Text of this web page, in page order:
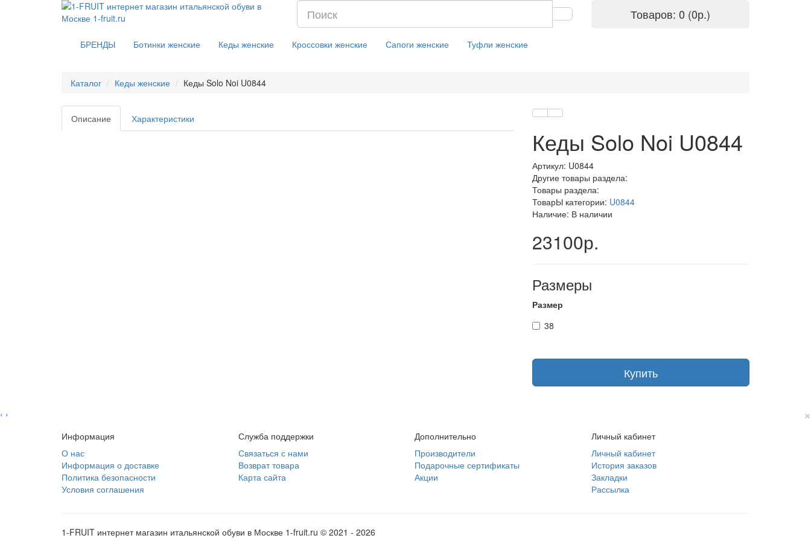
Товаров: 0 (0р.)
БРЕНДЫ Ботинки женские Кеды женские Кроссовки женские Сапоги женские Туфли женские
Каталог Кеды женские Кеды Solo Noi U0844
Описание Характеристики
Кеды Solo Noi U0844
Артикул: U0844
Другие товары раздела:
Товары раздела:
ТоварЫ категории: U0844
Наличие: В наличии
23100р.
Размеры
Размер
38
Купить
‹ › ×
Информация
О нас
Информация о доставке
Политика безопасности
Условия соглашения
Служба поддержки
Связаться с нами
Возврат товара
Карта сайта
Дополнительно
Производители
Подарочные сертификаты
Акции
Личный кабинет
Личный кабинет
История заказов
Закладки
Рассылка
1-FRUIT интернет магазин итальянской обуви в Москве 1-fruit.ru © 2021 - 2026